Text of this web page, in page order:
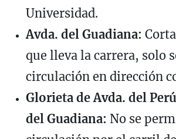
Universidad.
Avda. del Guadiana:
que lleva la carrera, solo
circulación en dirección
Glorieta de Avda. del
del Guadiana: No se